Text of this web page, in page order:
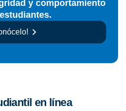
y comportamiento
en línea